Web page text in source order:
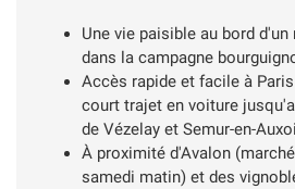
Une vie paisible au bord
dans la campagne
Accès rapide et facile à
court trajet en voiture
de Vézelay et Semur-en-
À proximité d'Avalon
samedi matin) et des